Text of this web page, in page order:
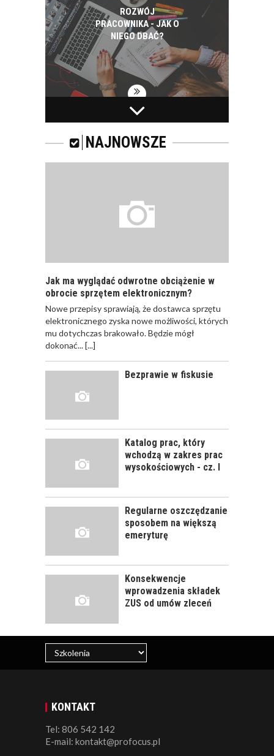
ROZWÓJ
PRACOWNIKA - JAK O
NIEGO DBAĆ?
PRACOWNICY -
CZEMU WARTO ICH
SZKOLIĆ?
JAKIE SĄ RODZAJE
SZKOLEŃ DLA
JAK POWINNO
WYGLĄDAĆ
PRAWIDŁOWE
PRACOWNIKÓW?
CZĘŚĆ PIERWSZA!
WYGLĄDAĆ
PRAWIDŁOWE
SZKOLENIE
PRACOWNIKÓW?
ROZWÓJ
PRACOWNIKA - JAK O
NIEGO DBAĆ?
NAJNOWSZE
Jak ma wyglądać odwrotne obciążenie w
obrocie sprzętem elektronicznym?
Nowe przepisy sprawiają, że dostawca sprzętu
elektronicznego zyska nowe możliwości, których
mu dotychczas brakowało. Będzie mógł
dokonać...[...]
Bezprawie w fiskusie
Katalog prac, który
wchodzą w zakres prac
wysokościowych - cz. I
Regularne oszczędzanie
sposobem na większą
emeryturę
Konsekwencje
wprowadzenia składek
ZUS od umów zleceń
KONTAKT
Tel: 806 542 142
E-mail: kontakt@profocus.pl